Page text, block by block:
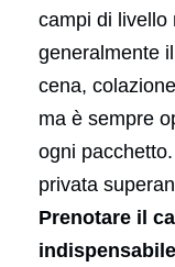
campi di livello
generalmente
cena,
ma è sempre
ogni
privata
Prenotare il
indispensabile